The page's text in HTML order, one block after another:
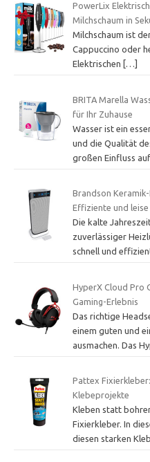
PowerLix
Milchschaum in
Milchschaum ist
Cappuccino oder
Elektrischen
[…]
BRITA Marella
für Ihr Zuhause
Wasser ist ein
und die Qualität
großen Einfluss
Brandson
Effiziente und
Die kalte
zuverlässiger
schnell und
HyperX Cloud Pro
Gaming-Erlebnis
Das richtige
einem guten und
ausmachen. Das
Pattex
Klebeprojekte
Kleben statt
Fixierkleber. In
diesen starken